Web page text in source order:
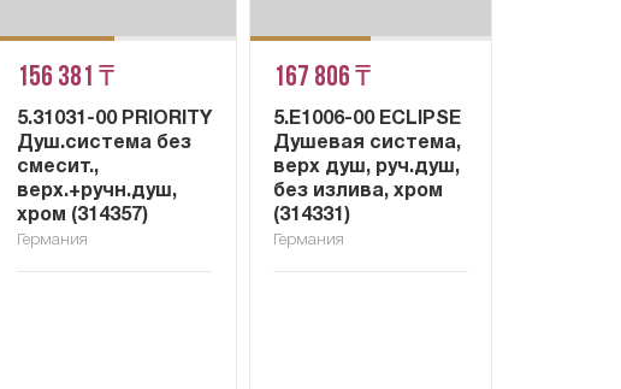
156 381 ₸
5.31031-00 PRIORITY
Душ.система без
смесит.,
верх.+ручн.душ,
хром (314357)
Германия
167 806 ₸
5.E1006-00 ECLIPSE
Душевая система,
верх душ, руч.душ,
без излива, хром
(314331)
Германия